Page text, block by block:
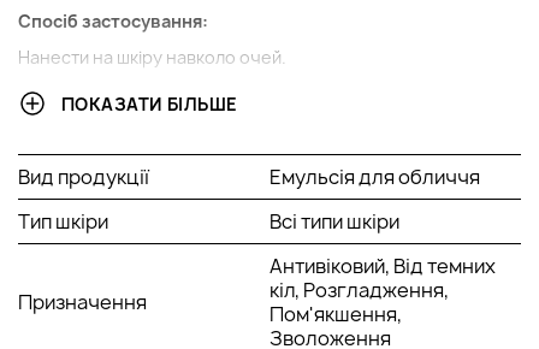
Спосіб застосування:
Нанести на шкіру навколо очей.
ПОКАЗАТИ БІЛЬШЕ
Вид продукції
Емульсія для обличчя
Тип шкіри
Всі типи шкіри
Призначення
Антивіковий, Від темних
кіл, Розгладження,
Пом'якшення,
Зволоження